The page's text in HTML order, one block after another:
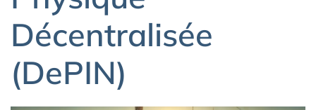
Décentralisée
(DePIN)